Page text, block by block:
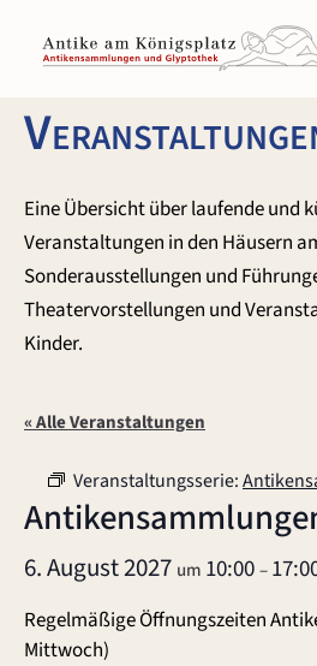
Inhalt
springen
Eine Übersicht über laufende und
Veranstaltungen in den Häusern
Sonderausstellungen und
Theatervorstellungen und
Kinder.
« Alle Veranstaltungen
Veranstaltungsserie:
6. August 2027 um 10:00–
Regelmäßige Öffnungszeiten
Mittwoch)